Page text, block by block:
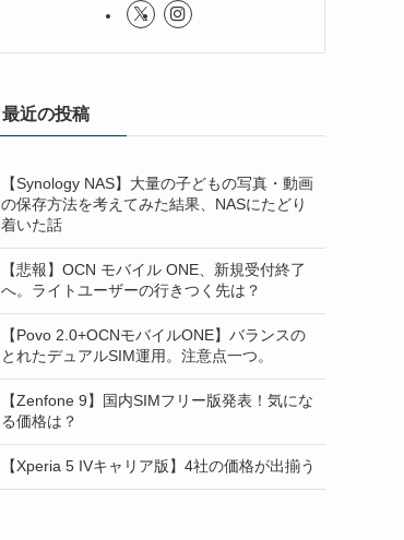
最近の投稿
【Synology NAS】大量の子どもの写真・動画
の保存方法を考えてみた結果、NASにたどり
着いた話
【悲報】OCN モバイル ONE、新規受付終了
へ。ライトユーザーの行きつく先は？
【Povo 2.0+OCNモバイルONE】バランスの
とれたデュアルSIM運用。注意点一つ。
【Zenfone 9】国内SIMフリー版発表！気にな
る価格は？
【Xperia 5 IVキャリア版】4社の価格が出揃う